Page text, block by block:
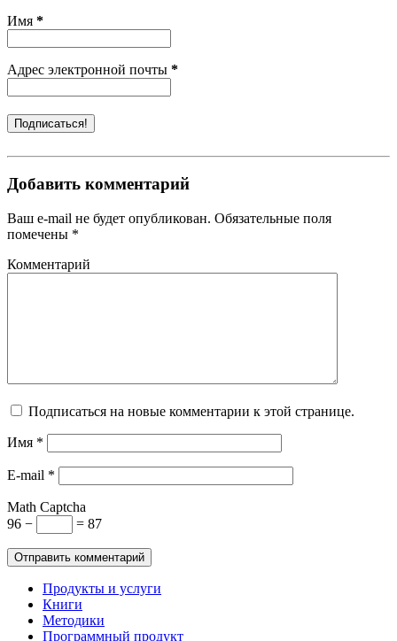
Имя *
Адрес электронной почты *
Добавить комментарий
Ваш e-mail не будет опубликован. Обязательные поля
помечены *
Комментарий
Подписаться на новые комментарии к этой странице.
Имя *
E-mail *
Math Captcha
96 −
= 87
Продукты и услуги
Книги
Методики
Программный продукт